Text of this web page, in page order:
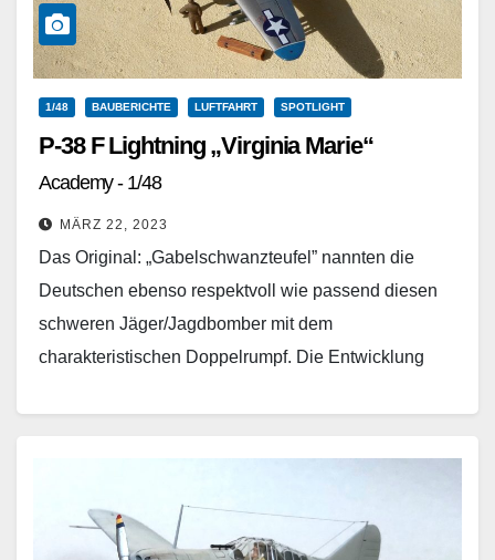
1/48 BAUBERICHTE LUFTFAHRT SPOTLIGHT
P-38 F Lightning „Virginia Marie“
Academy - 1/48
MÄRZ 22, 2023
Das Original: „Gabelschwanzteufel” nannten die
Deutschen ebenso respektvoll wie passend diesen
schweren Jäger/Jagdbomber mit dem
charakteristischen Doppelrumpf. Die Entwicklung